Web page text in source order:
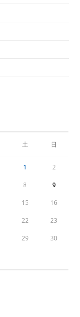
土 日
1 2
8 9
15 16
22 23
29 30